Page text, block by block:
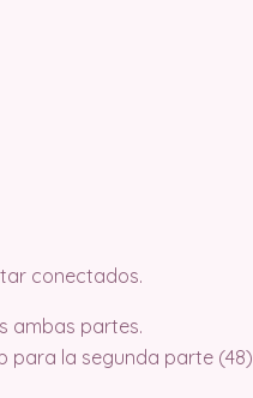
conectados.
ambas partes.
para la segunda parte (48)